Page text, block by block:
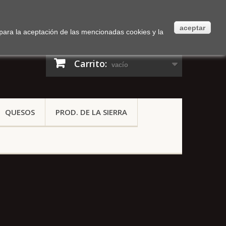
Carrito: vacío
QUESOS PROD. DE LA SIERRA
la aceptación de las mencionadas cookies y la
aceptar